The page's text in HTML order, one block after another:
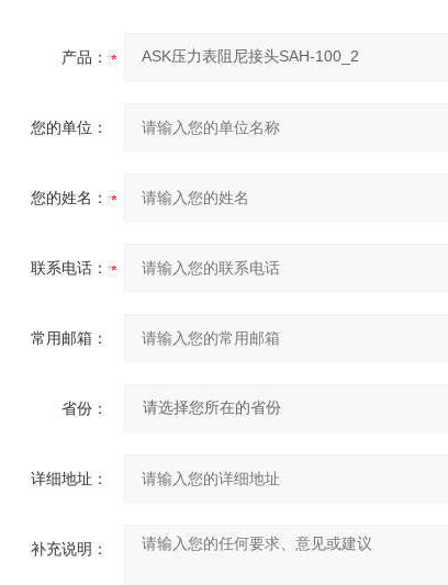
产品：
您的单位：
您的姓名：
联系电话：
常用邮箱：
省份：
详细地址：
补充说明：